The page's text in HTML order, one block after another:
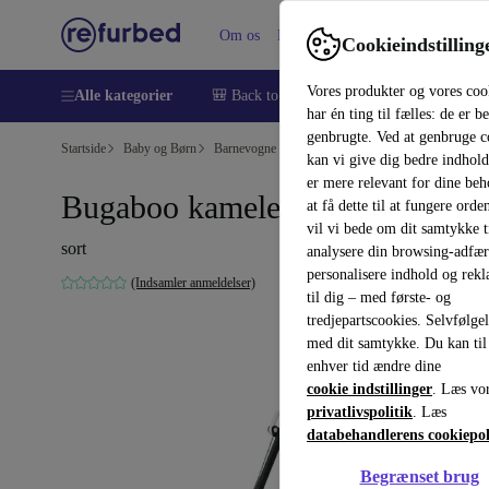
Vores produkter og vores
har én ting til fælles: de er
genbrugte. Ved at genbruge
kan vi give dig bedre
er mere relevant for dine
at få dette til at fungere
vil vi bede om dit samtykke
analysere din browsing-
personalisere indhold og
til dig – med første- og
tredjepartscookies.
med dit samtykke. Du kan til
enhver tid ændre dine
cookie indstillinger. Læs
privatlivspolitik. Læs
databehandlerens
Begrænset brug
Om os Hjælp
Alle kategorier 🎒 Back to school Smartphones
Startside Baby og Børn Barnevogne & Klapvogne
Bugaboo kameleon 3 stel
sort
(Indsamler anmeldelser)